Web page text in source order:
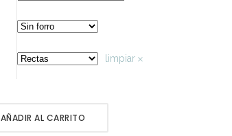
limpiar
AÑADIR AL CARRITO